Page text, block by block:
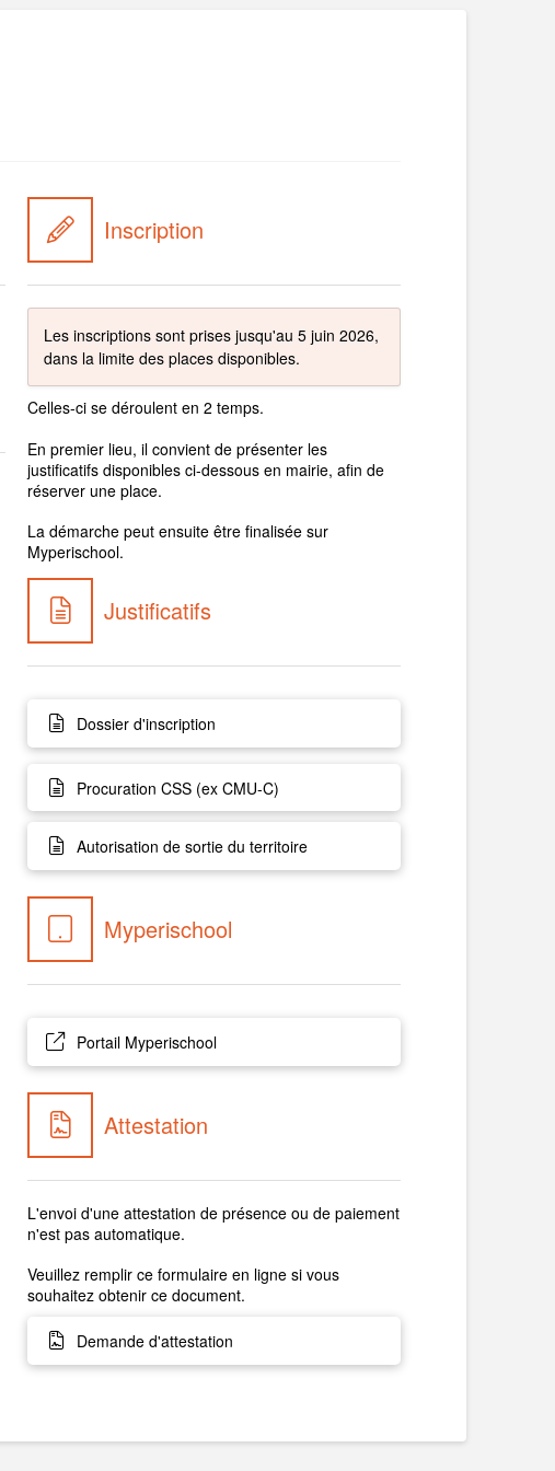
Inscription
Les inscriptions sont prises jusqu'au 5 juin 2026,
dans la limite des places disponibles.
Celles-ci se déroulent en 2 temps.
En premier lieu, il convient de présenter les
justificatifs disponibles ci-dessous en mairie, afin de
réserver une place.
La démarche peut ensuite être finalisée sur
Myperischool.
Justificatifs
Dossier d'inscription
Procuration CSS (ex CMU-C)
Autorisation de sortie du territoire
Myperischool
Portail Myperischool
Attestation
L'envoi d'une attestation de présence ou de paiement
n'est pas automatique.
Veuillez remplir ce formulaire en ligne si vous
souhaitez obtenir ce document.
Demande d'attestation